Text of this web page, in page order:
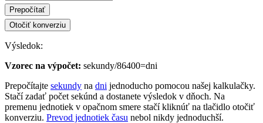
Prepočítať
Otočiť konverziu
Výsledok:
Vzorec na výpočet: sekundy/86400=dni
Prepočítajte sekundy na dni jednoducho pomocou našej kalkulačky.
Stačí zadať počet sekúnd a dostanete výsledok v dňoch. Na
premenu jednotiek v opačnom smere stačí kliknúť na tlačidlo otočiť
konverziu. Prevod jednotiek času nebol nikdy jednoduchší.